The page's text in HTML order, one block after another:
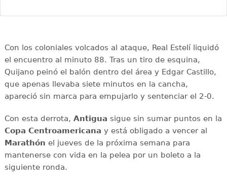
Con los coloniales volcados al ataque, Real Estelí liquidó
el encuentro al minuto 88. Tras un tiro de esquina,
Quijano peinó el balón dentro del área y Edgar Castillo,
que apenas llevaba siete minutos en la cancha,
apareció sin marca para empujarlo y sentenciar el 2-0.
Con esta derrota, Antigua sigue sin sumar puntos en la
Copa Centroamericana y está obligado a vencer al
Marathón el jueves de la próxima semana para
mantenerse con vida en la pelea por un boleto a la
siguiente ronda.